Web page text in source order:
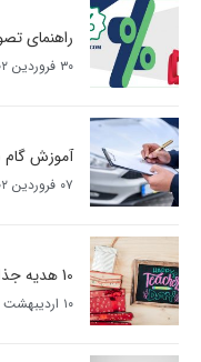
راهنمای
۳۰ فروردین ۱۴۰۲
آموزش گام
۰۷ فروردین ۱۴۰۲
10 هدیه جذاب روز معلم با قیمت مناسب
۱۰ اردیبهشت ۱۴۰۴